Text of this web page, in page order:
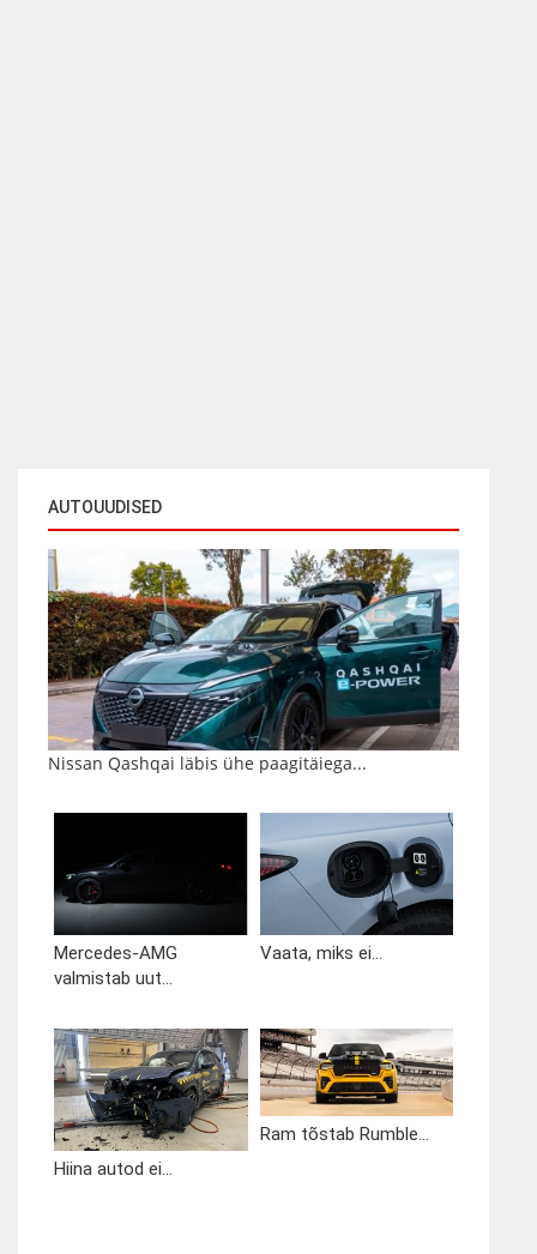
AUTOUUDISED
Nissan Qashqai läbis ühe paagitäiega...
Mercedes-AMG
valmistab uut...
Vaata, miks ei...
Hiina autod ei...
Ram tõstab Rumble...